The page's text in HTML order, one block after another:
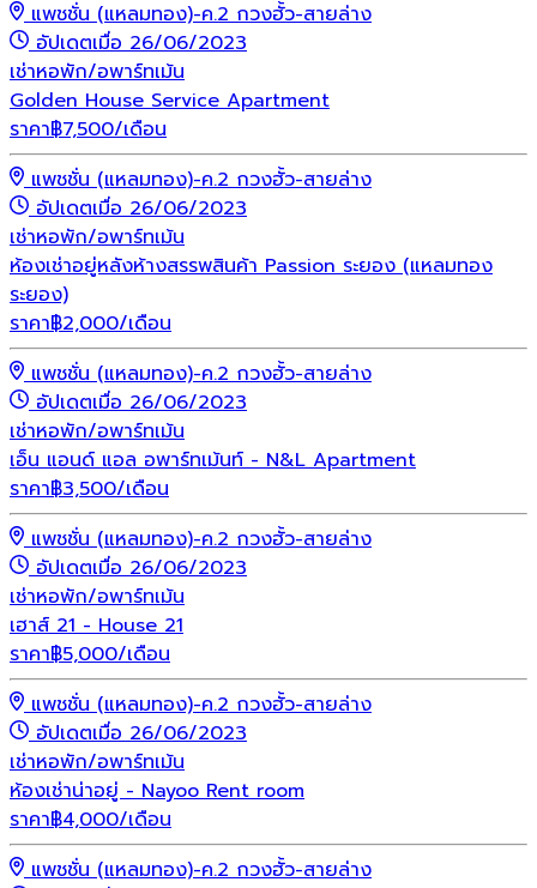
แพชชั่น (แหลมทอง)-ค.2 กวงฮั้ว-สายล่าง
อัปเดตเมื่อ 26/06/2023
เช่าหอพัก/อพาร์ทเม้น
Golden House Service Apartment
ราคา฿7,500/เดือน
แพชชั่น (แหลมทอง)-ค.2 กวงฮั้ว-สายล่าง
อัปเดตเมื่อ 26/06/2023
เช่าหอพัก/อพาร์ทเม้น
ห้องเช่าอยู่หลังห้างสรรพสินค้า Passion ระยอง (แหลมทอง
ระยอง)
ราคา฿2,000/เดือน
แพชชั่น (แหลมทอง)-ค.2 กวงฮั้ว-สายล่าง
อัปเดตเมื่อ 26/06/2023
เช่าหอพัก/อพาร์ทเม้น
เอ็น แอนด์ แอล อพาร์ทเม้นท์ - N&L Apartment
ราคา฿3,500/เดือน
แพชชั่น (แหลมทอง)-ค.2 กวงฮั้ว-สายล่าง
อัปเดตเมื่อ 26/06/2023
เช่าหอพัก/อพาร์ทเม้น
เฮาส์ 21 - House 21
ราคา฿5,000/เดือน
แพชชั่น (แหลมทอง)-ค.2 กวงฮั้ว-สายล่าง
อัปเดตเมื่อ 26/06/2023
เช่าหอพัก/อพาร์ทเม้น
ห้องเช่าน่าอยู่ - Nayoo Rent room
ราคา฿4,000/เดือน
แพชชั่น (แหลมทอง)-ค.2 กวงฮั้ว-สายล่าง